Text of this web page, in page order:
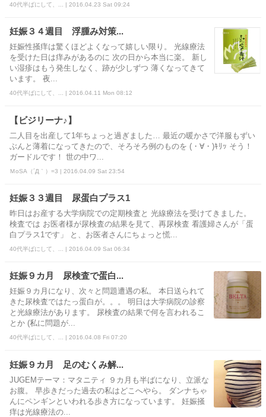
40代半ばにして、... | 2016.04.23 Sat 09:24
妊娠３４週目 浮腫み対策...
妊娠性掻痒は驚くほどよくなって嬉しい限り。 光線療法
を受けた日は痒みがあるのに 次の日から本当に楽。 新し
い湿疹はもう発生しなく、跡が少しずつ 薄くなってきて
います。 夜...
40代半ばにして、... | 2016.04.11 Mon 08:12
【ビジリーナ♪】
二人目を出産して1年ちょっと過ぎました… 最近の暖かさで洋服もずい
ぶんと薄着になってきたので、そろそろ例のものを (・∀・)ｷﾘｯ そう！
ガードルです！ 世の中ワ...
ＭoSA（´Д｀）=3 | 2016.04.09 Sat 23:54
妊娠３３週目 尿蛋白プラス1
昨日はお産する大学病院での定期検査と 光線療法を受けてきました。
検査では お医者様が尿検査の結果を見て、再尿検査 看護婦さんが「蛋
白プラス1です」 と、お医者さんにちょっと慌...
40代半ばにして、... | 2016.04.09 Sat 06:34
妊娠９カ月 尿検査で蛋白...
妊娠９カ月になり、次々と問題遭遇の私。 本日送られて
きた尿検査ではたっ蛋白が。。。 明日は大学病院の診察
と光線療法があります。 尿検査の結果で何を言われるこ
とか (私に問題が...
40代半ばにして、... | 2016.04.08 Fri 07:20
妊娠９カ月 足のむくみ解...
JUGEMテーマ：マタニティ ９カ月も半ばになり、立派な
お腹。 早歩きだった過去の私はどこへやら。 ダンナちゃ
んにペンギンといわれる歩き方になっています。 妊娠掻
痒は光線療法の...